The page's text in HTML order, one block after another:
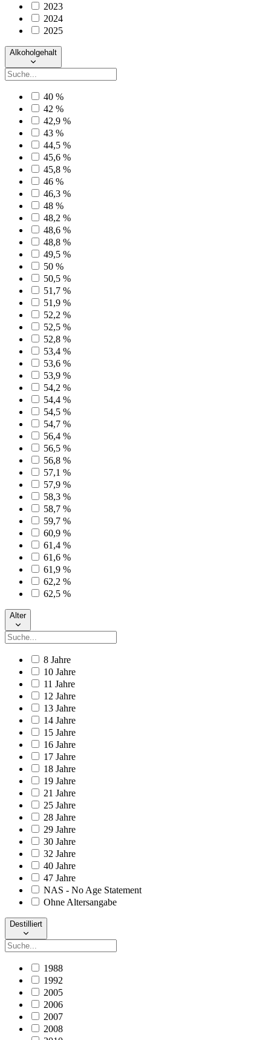
2023
2024
2025
Alkoholgehalt
40 %
42 %
42,9 %
43 %
44,5 %
45,6 %
45,8 %
46 %
46,3 %
48 %
48,2 %
48,6 %
48,8 %
49,5 %
50 %
50,5 %
51,7 %
51,9 %
52,2 %
52,5 %
52,8 %
53,4 %
53,6 %
53,9 %
54,2 %
54,4 %
54,5 %
54,7 %
56,4 %
56,5 %
56,8 %
57,1 %
57,9 %
58,3 %
58,7 %
59,7 %
60,9 %
61,4 %
61,6 %
61,9 %
62,2 %
62,5 %
Alter
8 Jahre
10 Jahre
11 Jahre
12 Jahre
13 Jahre
14 Jahre
15 Jahre
16 Jahre
17 Jahre
18 Jahre
19 Jahre
21 Jahre
25 Jahre
28 Jahre
29 Jahre
30 Jahre
32 Jahre
40 Jahre
47 Jahre
NAS - No Age Statement
Ohne Altersangabe
Destilliert
1988
1992
2005
2006
2007
2008